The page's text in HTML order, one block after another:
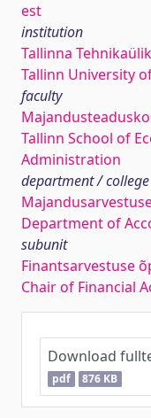
est
institution
Tallinna
Tallinn University
faculty
Tallinn School of
Administration
department / college
Department of
subunit
Finantsarvestuse
Chair of Financial
Download
pdf 876 KB